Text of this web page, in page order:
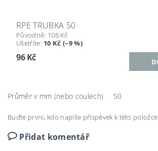
RPE TRUBKA 50
Původně: 106 Kč
Ušetříte: 10 Kč (–9 %)
96 Kč
Průměr v mm (nebo coulech) 50
Buďte první, kdo napíše příspěvek k této položce.
Přidat komentář